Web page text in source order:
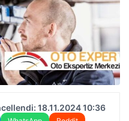
18.11.2024 10:36